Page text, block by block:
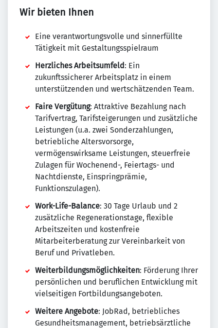
Wir bieten Ihnen
Eine verantwortungsvolle und sinnerfüllte
Tätigkeit mit Gestaltungsspielraum
Herzliches Arbeitsumfeld : Ein
zukunftssicherer Arbeitsplatz in einem
unterstützenden und wertschätzenden Team.
Faire Vergütung: Attraktive Bezahlung nach
Tarifvertrag, Tarifsteigerungen und zusätzliche
Leistungen (u.a. zwei Sonderzahlungen,
betriebliche Altersvorsorge,
vermögenswirksame Leistungen, steuerfreie
Zulagen für Wochenend-, Feiertags- und
Nachtdienste, Einspringprämie,
Funktionszulagen).
Work-Life-Balance: 30 Tage Urlaub und 2
zusätzliche Regenerationstage, flexible
Arbeitszeiten und kostenfreie
Mitarbeiterberatung zur Vereinbarkeit von
Beruf und Privatleben.
Weiterbildungsmöglichkeiten: Förderung Ihrer
persönlichen und beruflichen Entwicklung mit
vielseitigen Fortbildungsangeboten.
Weitere Angebote: JobRad, betriebliches
Gesundheitsmanagement, betriebsärztliche